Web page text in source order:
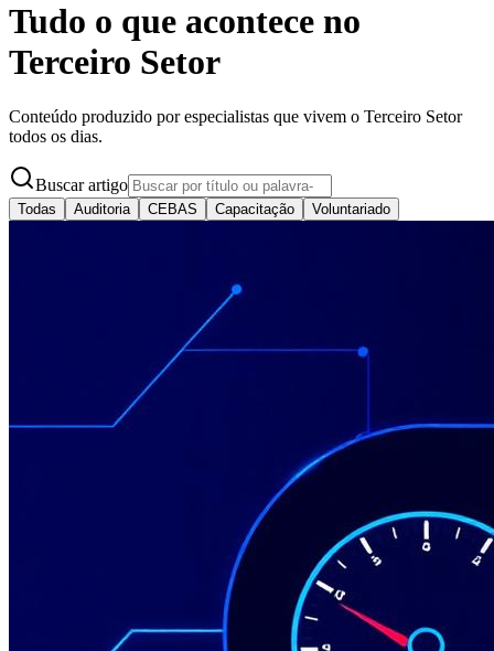
Tudo o que acontece no
Terceiro Setor
Conteúdo produzido por especialistas que vivem o Terceiro Setor
todos os dias.
Buscar artigo
Todas Auditoria CEBAS Capacitação Voluntariado